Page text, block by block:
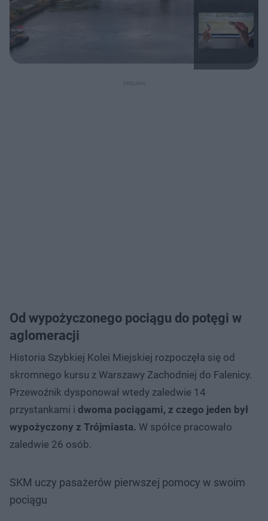
Od wypożyczonego pociągu do potęgi w
aglomeracji
Historia Szybkiej Kolei Miejskiej rozpoczęła się od
skromnego kursu z Warszawy Zachodniej do Falenicy.
Przewoźnik dysponował wtedy zaledwie 14
przystankami i dwoma pociągami, z czego jeden był
wypożyczony z Trójmiasta. W spółce pracowało
zaledwie 26 osób.
SKM uczy pasażerów pierwszej pomocy w swoim
pociągu